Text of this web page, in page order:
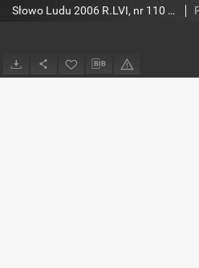
Słowo Ludu 2006 R.LVI, nr 110 (świętokrzyskie)